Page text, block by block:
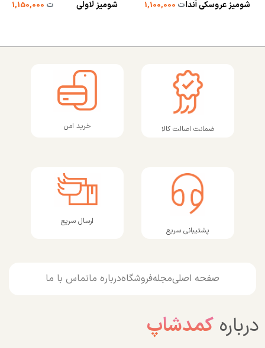
شومیز عروسکی آندات1,100,000 شومیز لاولی ت1,150,000
ضمانت اصالت کالا خرید امن
پشتیبانی سریع
ارسال سریع
صفحه اصلیمجلهفروشگاهدرباره ماتماس با ما
درباره کمدشاپ